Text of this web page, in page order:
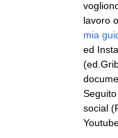
lavoro
mia
ed
social